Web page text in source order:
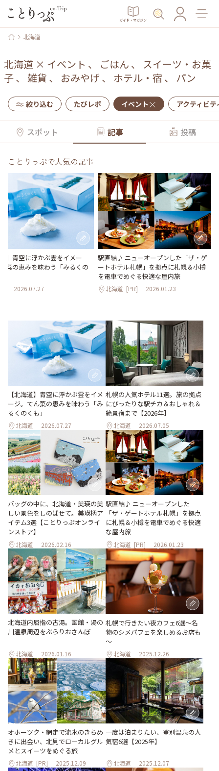
ガイド・マガジン
北海道
北海道 × イベント 、 ごはん 、 スイーツ・お菓
子、 雑貨 、 おみやげ 、 ホテル・宿 、 パン
絞り込む たびレポ イベント アクティビテ
スポット 記事 投稿
ことりっぷで人気の記事
】青空に浮かぶ雲をイメー
菜の恵みを味わう「みるくの
2026.07.27
駅直結♪ ニューオープンした「ザ・ゲ
ートホテル札幌」を拠点に札幌＆小樽
を電車でめぐる快適な屋内旅
北海道 [PR] 2026.01.23
【北海道】青空に浮かぶ雲をイメ
ージ。てん菜の恵みを味わう「み
るくのくも」
北海道 2026.07.27
札幌の人気ホテル11選。旅の拠点
にぴったりな駅チカ＆おしゃれ＆
絶景宿まで【2026年】
北海道 2026.07.05
バッグの中に、北海道・美瑛の美
しい景色をしのばせて。美瑛柄ア
イテム3選【ことりっぷオンライ
ンストア】
北海道 2026.02.16
駅直結♪ ニューオープンした
「ザ・ゲートホテル札幌」を拠点
に札幌＆小樽を電車でめぐる快適
な屋内旅
北海道 [PR] 2026.01.23
北海道内屈指の古湯。函館・湯の
川温泉周辺をぶらりおさんぽ
北海道 2026.01.16
札幌で行きたい夜カフェ6選～名
物のシメパフェを楽しめるお店も
～
北海道 2025.12.26
オホーツク・網走で流氷のきらめ
きに出会い、北見でローカルグル
メとスイーツをめぐる旅
北海道 [PR] 2025.12.09
一度は泊まりたい、登別温泉の人
気宿6選【2025年】
北海道 2025.12.07